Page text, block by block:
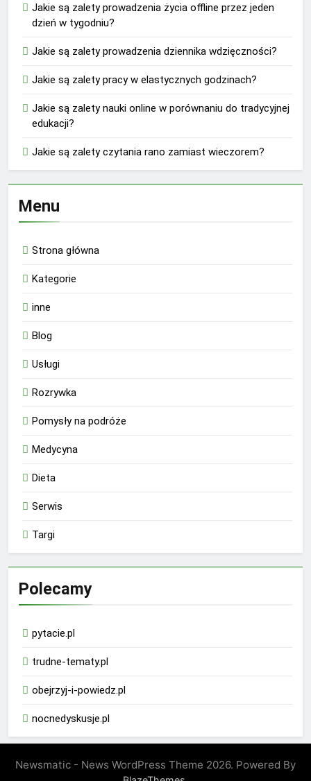
Jakie są zalety prowadzenia życia offline przez jeden
dzień w tygodniu?
Jakie są zalety prowadzenia dziennika wdzięczności?
Jakie są zalety pracy w elastycznych godzinach?
Jakie są zalety nauki online w porównaniu do tradycyjnej
edukacji?
Jakie są zalety czytania rano zamiast wieczorem?
Menu
Strona główna
Kategorie
inne
Blog
Usługi
Rozrywka
Pomysły na podróże
Medycyna
Dieta
Serwis
Targi
Polecamy
pytacie.pl
trudne-tematy.pl
obejrzyj-i-powiedz.pl
nocnedyskusje.pl
Newsmatic - News WordPress Theme 2026. Powered By